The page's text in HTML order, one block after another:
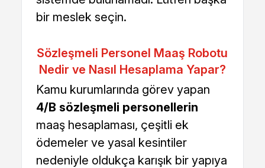
bir meslek seçin.
Sözleşmeli Personel Maaş Robotu
Nedir ve Nasıl Hesaplama Yapar?
Kamu kurumlarında görev yapan
4/B sözleşmeli personellerin
maaş hesaplaması, çeşitli ek
ödemeler ve yasal kesintiler
nedeniyle oldukça karışık bir yapıya